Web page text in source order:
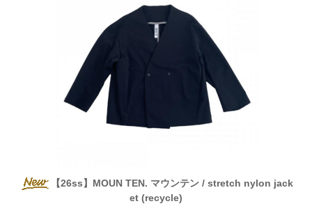
【26ss】MOUN TEN. マウンテン / stretch nylon jack
et (recycle)